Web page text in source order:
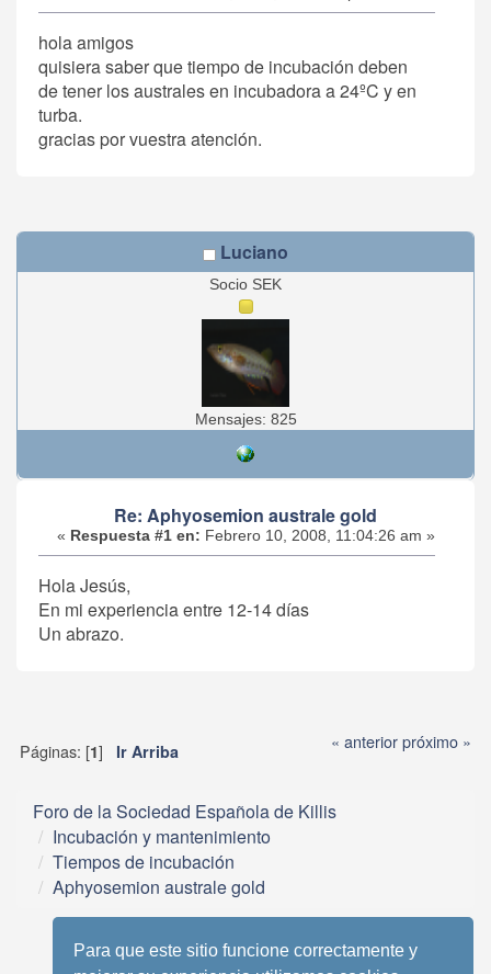
Para que este sitio funcione correctamente y
hola amigos
quisiera saber que tiempo de incubación deben
de tener los australes en incubadora a 24ºC y en
turba.
gracias por vuestra atención.
Luciano
Socio SEK
Mensajes: 825
Re: Aphyosemion australe gold
« Respuesta #1 en: Febrero 10, 2008, 11:04:26 am »
Hola Jesús,
En mi experiencia entre 12-14 días
Un abrazo.
Páginas: [1] Ir Arriba « anteriorpróximo »
Foro de la Sociedad Española de Killis
Incubación y mantenimiento
Tiempos de incubación
Aphyosemion australe gold